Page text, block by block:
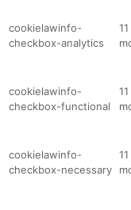
cookielawinfo-
checkbox-analytics
11
cookielawinfo-
checkbox-functional
11
cookielawinfo-
checkbox-necessary
11